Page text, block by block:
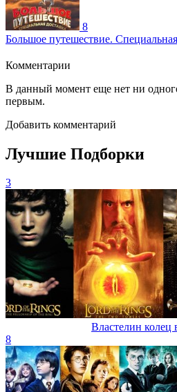
8
Большое путешествие.
Комментарии
В данный момент еще нет ни
первым.
Добавить комментарий
Лучшие Подборки
3
Властелин колец
8